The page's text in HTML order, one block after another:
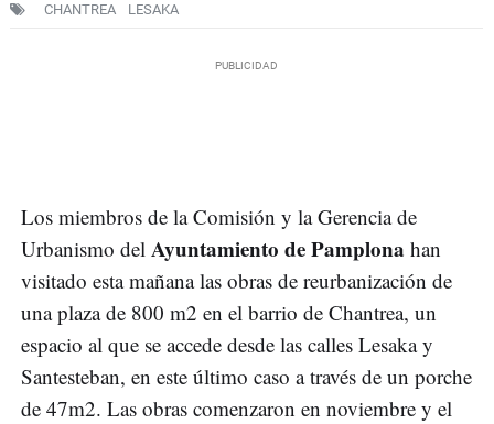
CHANTREA LESAKA
Los miembros de la Comisión y la Gerencia de
Urbanismo del Ayuntamiento de Pamplona han
visitado esta mañana las obras de reurbanización de
una plaza de 800 m2 en el barrio de Chantrea, un
espacio al que se accede desde las calles Lesaka y
Santesteban, en este último caso a través de un porche
de 47m2. Las obras comenzaron en noviembre y el